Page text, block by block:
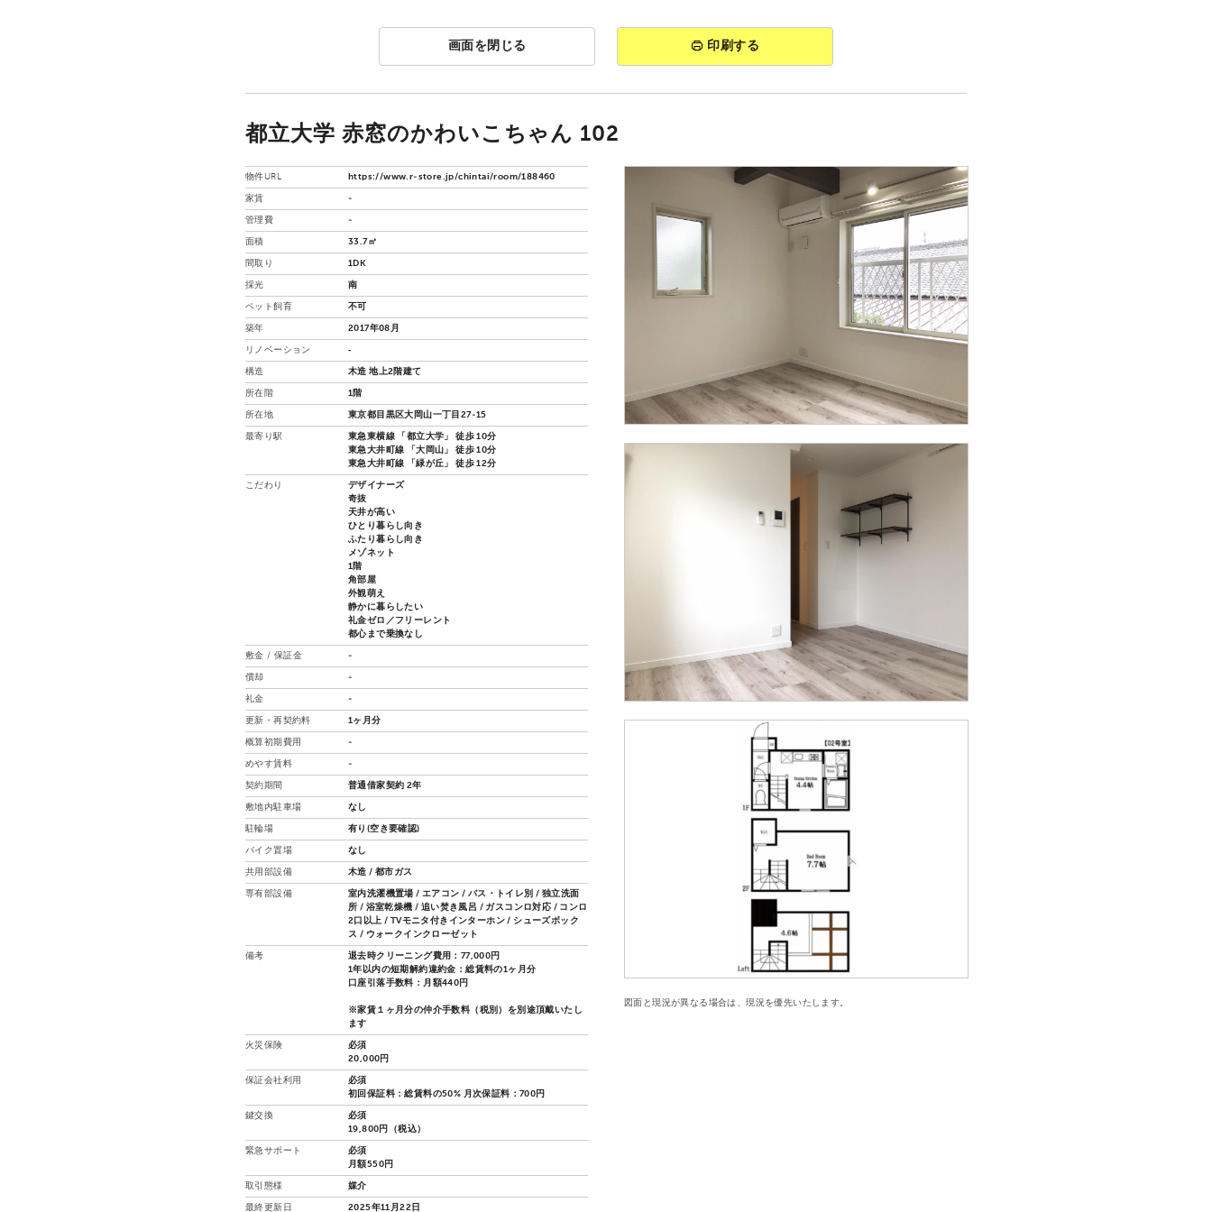
画面を閉じる 印刷する
都立大学 赤窓のかわいこちゃん 102
図面と現況が異なる場合は、現況を優先いたします。
物件URL https://www.r-store.jp/chintai/room/188460
家賃 -
管理費 -
面積 33.7㎡
間取り 1DK
採光 南
ペット飼育 不可
築年 2017年08月
リノベーション ‐
構造 木造 地上2階建て
所在階 1階
所在地 東京都目黒区大岡山一丁目27-15
最寄り駅
東急東横線 「都立大学」 徒歩 10分
東急大井町線 「大岡山」 徒歩 10分
東急大井町線 「緑が丘」 徒歩 12分
こだわり
デザイナーズ
奇抜
天井が高い
ひとり暮らし向き
ふたり暮らし向き
メゾネット
1階
角部屋
外観萌え
静かに暮らしたい
礼金ゼロ／フリーレント
都心まで乗換なし
敷金 / 保証金 -
償却 -
礼金 -
更新・再契約料 1ヶ月分
概算初期費用 -
めやす賃料 -
契約期間 普通借家契約 2年
敷地内駐車場 なし
駐輪場 有り(空き要確認)
バイク置場 なし
共用部設備 木造 / 都市ガス
専有部設備
室内洗濯機置場 / エアコン / バス・トイレ別 / 独立洗面
所 / 浴室乾燥機 / 追い焚き風呂 / ガスコンロ対応 / コンロ
2口以上 / TVモニタ付きインターホン / シューズボック
ス / ウォークインクローゼット
備考
退去時クリーニング費用：77,000円
1年以内の短期解約違約金：総賃料の1ヶ月分
口座引落手数料：月額440円
※家賃１ヶ月分の仲介手数料（税別）を別途頂戴いたし
ます
火災保険
必須
20,000円
保証会社利用
必須
初回保証料：総賃料の50% 月次保証料：700円
鍵交換
必須
19,800円（税込）
緊急サポート
必須
月額550円
取引態様 媒介
最終更新日 2025年11月22日